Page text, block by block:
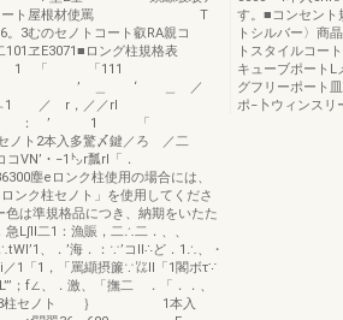
ーホネート屋根材使罵 T
のセノトコート叡RA親コ
ヱE3071■ロング柱規格表
「111
’ ＿ ‘ ＿ ／
／ r，／／rl
： ’ 1 「
ト2本入多驚〆鍵／ろ ／二
・−1㌧r瓢rl「．
塵eロンク柱使用の場合には、
ンク柱セノト」を使用してくださ
は準規格品につき、納期をいたた
L∫ll二1：漁賑，二∴二．、、
、．’海．：∵’コll∴ど．1∴、・
／1「1，「罵纈摂簾∵㍑ll「1閣ボτ∵
；f∠、．激、「撫二 ．「．．、
H28柱セノト ｝ 1本入
す。■コンセン
トシルバー〉商
トスタイルコー
キューブポートL
グフリーポート
ポ−卜ウィンス